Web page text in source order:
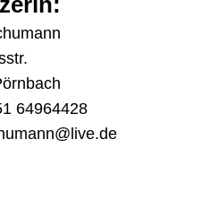
64964428